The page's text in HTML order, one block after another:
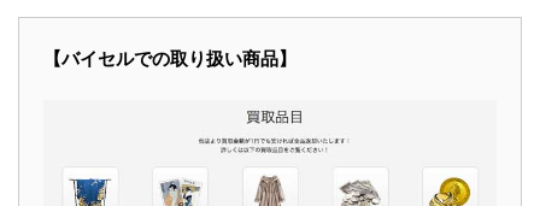
【バイセルでの取り扱い商品】